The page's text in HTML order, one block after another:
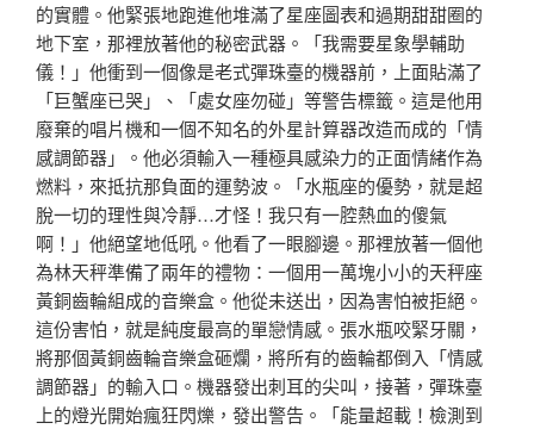
的實體。他緊張地跑進他堆滿了星座圖表和過期甜甜圈的
地下室，那裡放著他的秘密武器。「我需要星象學輔助
儀！」他衝到一個像是老式彈珠臺的機器前，上面貼滿了
「巨蟹座已哭」、「處女座勿碰」等警告標籤。這是他用
廢棄的唱片機和一個不知名的外星計算器改造而成的「情
感調節器」。他必須輸入一種極具感染力的正面情緒作為
燃料，來抵抗那負面的運勢波。「水瓶座的優勢，就是超
脫一切的理性與冷靜…才怪！我只有一腔熱血的傻氣
啊！」他絕望地低吼。他看了一眼腳邊。那裡放著一個他
為林天秤準備了兩年的禮物：一個用一萬塊小小的天秤座
黃銅齒輪組成的音樂盒。他從未送出，因為害怕被拒絕。
這份害怕，就是純度最高的單戀情感。張水瓶咬緊牙關，
將那個黃銅齒輪音樂盒砸爛，將所有的齒輪都倒入「情感
調節器」的輸入口。機器發出刺耳的尖叫，接著，彈珠臺
上的燈光開始瘋狂閃爍，發出警告。「能量超載！檢測到